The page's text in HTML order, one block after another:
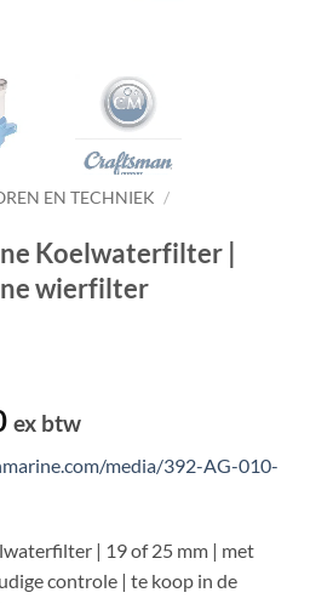
EN TECHNIEK /
Koelwaterfilter |
wierfilter
Huidige
is:
ex btw
media/392-AG-010-
| 19 of 25 mm | met
controle | te koop in de